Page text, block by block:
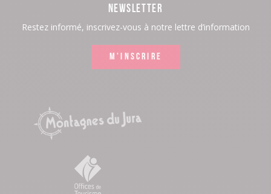
NEWSLETTER
Restez informé, inscrivez-vous à notre lettre d’information
M'INSCRIRE